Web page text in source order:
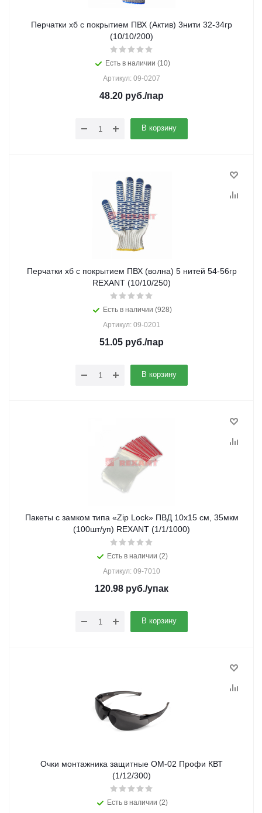
Перчатки хб с покрытием ПВХ (Актив) 3нити 32-34гр
(10/10/200)
Есть в наличии (10)
Артикул: 09-0207
48.20 руб./пар
В корзину
Перчатки хб с покрытием ПВХ (волна) 5 нитей 54-56гр
REXANT (10/10/250)
Есть в наличии (928)
Артикул: 09-0201
51.05 руб./пар
В корзину
Пакеты с замком типа «Zip Lock» ПВД 10х15 см, 35мкм
(100шт/уп) REXANT (1/1/1000)
Есть в наличии (2)
Артикул: 09-7010
120.98 руб./упак
В корзину
Очки монтажника защитные ОМ-02 Профи КВТ
(1/12/300)
Есть в наличии (2)